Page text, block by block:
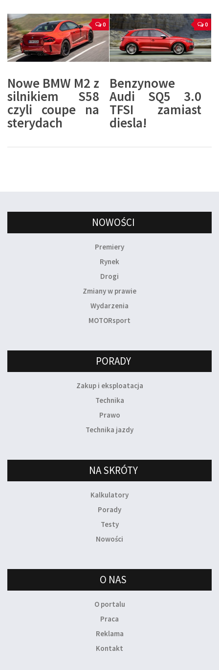
0
Nowe BMW M2 z
silnikiem S58
czyli coupe na
sterydach
0
Benzynowe
Audi SQ5 3.0
TFSI zamiast
diesla!
NOWOŚCI
Premiery
Rynek
Drogi
Zmiany w prawie
Wydarzenia
MOTORsport
PORADY
Zakup i eksploatacja
Technika
Prawo
Technika jazdy
NA SKRÓTY
Kalkulatory
Porady
Testy
Nowości
O NAS
O portalu
Praca
Reklama
Kontakt